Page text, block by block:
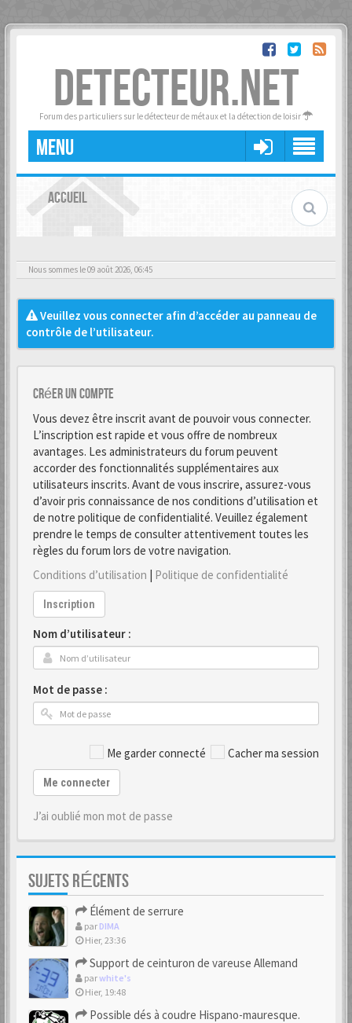
DETECTEUR.NET
Forum des particuliers sur le détecteur de métaux et la détection de loisir
MENU
ACCUEIL
Nous sommes le 09 août 2026, 06:45
Veuillez vous connecter afin d’accéder au panneau de
contrôle de l’utilisateur.
Créer un Compte
Vous devez être inscrit avant de pouvoir vous connecter.
L’inscription est rapide et vous offre de nombreux
avantages. Les administrateurs du forum peuvent
accorder des fonctionnalités supplémentaires aux
utilisateurs inscrits. Avant de vous inscrire, assurez-vous
d’avoir pris connaissance de nos conditions d’utilisation et
de notre politique de confidentialité. Veuillez également
prendre le temps de consulter attentivement toutes les
règles du forum lors de votre navigation.
Conditions d’utilisation | Politique de confidentialité
Inscription
Nom d’utilisateur :
Mot de passe :
Me garder connecté Cacher ma session
Me connecter
J’ai oublié mon mot de passe
SUJETS RÉCENTS
Élément de serrure
par DIMA
Hier, 23:36
Support de ceinturon de vareuse Allemand
parwhite's
Hier, 19:48
Possible dés à coudre Hispano-mauresque.